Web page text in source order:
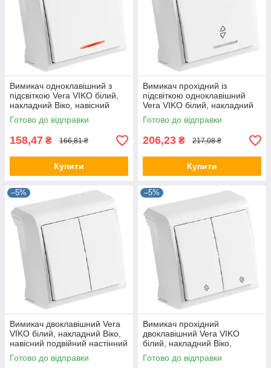
Вимикач одноклавішний з
підсвіткою Vera VIKO білий,
накладний Віко, навісний
одинарний настінний
90681019
Готово до відправки
158,47 ₴ 166,81 ₴
Купити
Вимикач прохідний із
підсвіткою одноклавішний
Vera VIKO білий, накладний
Віко, одинарний настінний
90681063
Готово до відправки
206,23 ₴ 217,08 ₴
Купити
–5%
Вимикач двоклавішний Vera
VIKO білий, накладний Віко,
навісний подвійний настінний
зовнішній 90681002
Готово до відправки
–5%
Вимикач прохідний
двоклавішний Vera VIKO
білий, накладний Віко,
навісний подвійний настінний
90681017
Готово до відправки